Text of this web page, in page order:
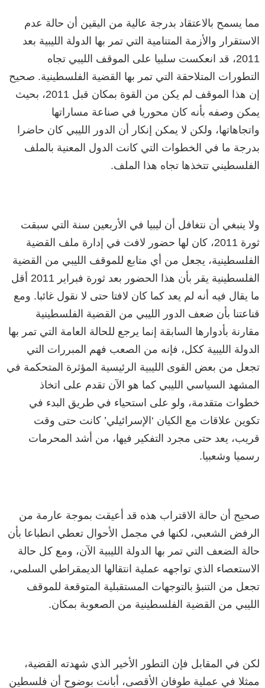
مما يسمح بالاعتقاد بدرجة عالية من اليقين أن حالة عدم
الاستقرار والأزمة المتنامية التي تمر بها الدولة الليبية بعد
2011، قد انعكست سلبيا على الموقف الليبي تجاه
التطورات المتلاحقة التي تمر بها القضية الفلسطينية. صحيح
إن هذا الموقف لم يكن من القوة بمكان قبل 2011، بحيث
يمكن وصفه بأنه كان محوريا في صناعة مساراتها
واتجاهاتها، ولكن لا يمكن إنكار أن الدور الليبي كان حاضرا
بدرجة ما في الخطوات التي كانت الدول المعنية بالملف
الفلسطيني تتخذها تجاه هذا الملف.
ولا ينبغي أن نتغافل أن ليبيا في الأربعين سنة التي سبقت
ثورة 2011، كان لها حضور لافت في إدارة ملف القضية
الفلسطينية، يجعل من أي متابع للموقف الليبي من القضية
الفلسطينية يقر بأن هذا الحضور بعد ثورة فبراير 2011 أقل
ما يقال فيه أنه لم يعد كما كان لافتا حتى لا نقول غائبا. ومع
قناعتنا بأن ضعف الدور الليبي من القضية الفلسطينية
مقارنة بأدوارها السابقة إنما يرجع للحالة العامة التي تمر بها
الدولة الليبية ككل، فإنه من الصعب فهم المبررات التي
تجعل من بعض القوى الليبية الرئيسية المؤثرة المتحكمة في
المشهد السياسي الليبي كما هو الآن تقدم على اتخاذ
خطوات متقدمة، ولو على استحياء في طريق البدء في
تكوين علاقات مع الكيان ‘الإسرائيلي’ كانت حتى وقت
قريب، يعد حتى مجرد التفكير فيها، من أشد المحرمات
رسميا وشعبيا.
صحيح أن حالة الاقتراب هذه قد أعيقت بموجة عارمة من
الرفض الشعبي، لكنها في مجمل الأحوال تعطي انطباعا بأن
حالة الضعف التي تمر بها الدولة الليبية الآن، ومع كل حالة
الاستعصاء الذي تواجهه عملية انتقالها الديمقراطي السلمي،
تجعل من التنبؤ بالتوجهات المستقبلية المتوقعة للموقف
الليبي من القضية الفلسطينية من الصعوبة بمكان.
لكن في المقابل فإن التطور الأخير الذي شهدته القضية،
ممثلا في عملية طوفان الأقصى، أبانت بوضوح أن فلسطين